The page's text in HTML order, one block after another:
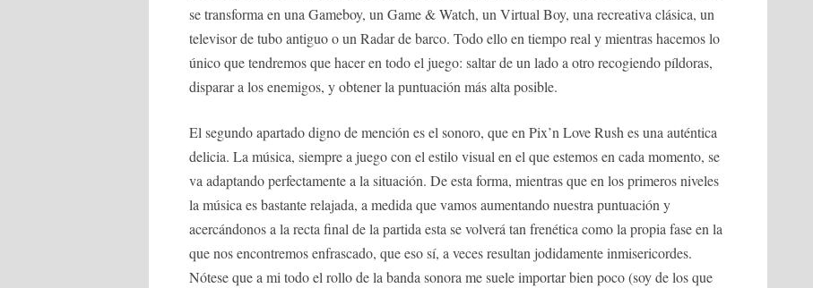
se transforma en una Gameboy, un Game & Watch, un Virtual Boy, una recreativa clásica, un
televisor de tubo antiguo o un Radar de barco. Todo ello en tiempo real y mientras hacemos lo
único que tendremos que hacer en todo el juego: saltar de un lado a otro recogiendo píldoras,
disparar a los enemigos, y obtener la puntuación más alta posible.
El segundo apartado digno de mención es el sonoro, que en Pix’n Love Rush es una auténtica
delicia. La música, siempre a juego con el estilo visual en el que estemos en cada momento, se
va adaptando perfectamente a la situación. De esta forma, mientras que en los primeros niveles
la música es bastante relajada, a medida que vamos aumentando nuestra puntuación y
acercándonos a la recta final de la partida esta se volverá tan frenética como la propia fase en la
que nos encontremos enfrascado, que eso sí, a veces resultan jodidamente inmisericordes.
Nótese que a mi todo el rollo de la banda sonora me suele importar bien poco (soy de los que